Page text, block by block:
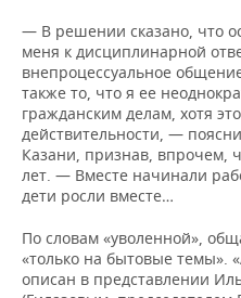
— В решении сказано, что
меня к дисциплинарной
внепроцессуальное
также то, что я ее
гражданским делам, хотя
действительности, —
Казани, признав, впрочем,
лет. — Вместе начинали
дети росли вместе…
По словам «уволенной»,
«только на бытовые темы».
описан в представлении